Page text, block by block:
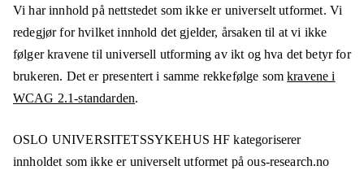
Vi har innhold på nettstedet som ikke er universelt utformet. Vi
redegjør for hvilket innhold det gjelder, årsaken til at vi ikke
følger kravene til universell utforming av ikt og hva det betyr for
brukeren. Det er presentert i samme rekkefølge somkravene i
WCAG 2.1-standarden.
OSLO UNIVERSITETSSYKEHUS HF kategoriserer
innholdet som ikke er universelt utformet påous-research.no